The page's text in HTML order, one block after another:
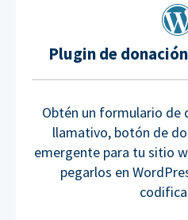
Plugin de
Obtén un formulario de
llamativo, botón de
emergente para tu sitio
pegarlos en